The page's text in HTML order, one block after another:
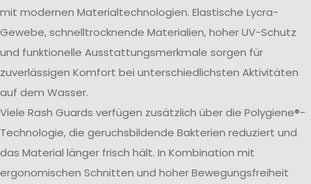
mit modernen Materialtechnologien. Elastische Lycra-
Gewebe, schnelltrocknende Materialien, hoher UV-Schutz
und funktionelle Ausstattungsmerkmale sorgen für
zuverlässigen Komfort bei unterschiedlichsten Aktivitäten
auf dem Wasser.
Viele Rash Guards verfügen zusätzlich über die Polygiene®-
Technologie, die geruchsbildende Bakterien reduziert und
das Material länger frisch hält. In Kombination mit
ergonomischen Schnitten und hoher Bewegungsfreiheit